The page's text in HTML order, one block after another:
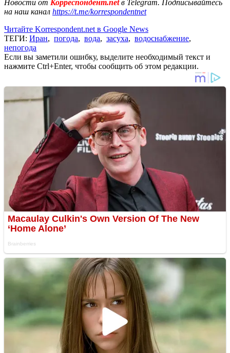
Новости от Корреспондент.netв Telegram. Подписывайтесь
на наш канал https://t.me/korrespondentnet
Читайте Korrespondent.net в Google News
ТЕГИ: Иран, погода, вода, засуха, водоснабжение,
непогода
Если вы заметили ошибку, выделите необходимый текст и
нажмите Ctrl+Enter, чтобы сообщить об этом редакции.